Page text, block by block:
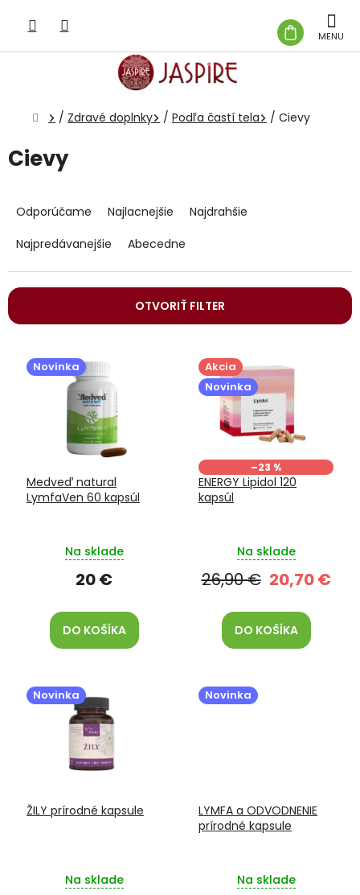
obsah
KOŠÍK
Domov
/ Zdravé doplnky / Podľa častí tela / Cievy
Cievy
a
e
e
p
Odporúčame Najlacnejšie
Najdrahšie
Najpredávanejšie
Abecedne
OTVORIŤ FILTER
Novinka
Medveď natural
LymfaVen 60 kapsúl
Na sklade
20 €
DO KOŠÍKA
Akcia
Novinka
–23 %
ENERGY Lipidol 120
kapsúl
Na sklade
20,70 €
26,90 €
DO KOŠÍKA
Novinka
ŽILY prírodné kapsule
Na sklade
Novinka
LYMFA a ODVODNENIE
prírodné kapsule
Na sklade